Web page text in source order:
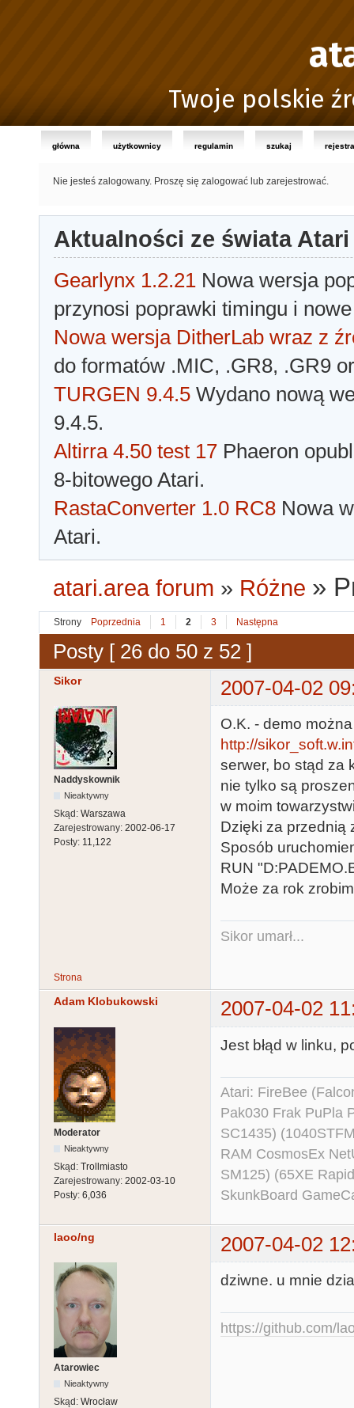
Twoje polskie
główna użytkownicy regulamin szukaj
Nie jesteś zalogowany. Proszę się zalogować lub zarejestrować.
Aktualności ze świata Atari
Gearlynx 1.2.21 Nowa wersja
przynosi poprawki timingu i
Nowa wersja DitherLab wraz z
do formatów .MIC, .GR8, .GR9
TURGEN 9.4.5 Wydano nową
9.4.5.
Altirra 4.50 test 17 Phaeron
8-bitowego Atari.
RastaConverter 1.0 RC8 Nowa
Atari.
atari.area forum » Różne »
Strony Poprzednia 1 2 3 Następna
Posty [ 26 do 50 z 52 ]
Sikor 2007-04-02
Naddyskownik
Nieaktywny
Skąd: Warszawa
Zarejestrowany: 2002-06-17
Posty: 11,122
O.K. - demo
http://
serwer, bo stąd za
nie tylko są
w moim
Dzięki za przednią
Sposób
RUN
Może za rok
Sikor umarł...
Strona
Adam Klobukowski 2007-04-02
Moderator
Nieaktywny
Skąd: Trollmiasto
Zarejestrowany: 2002-03-10
Posty: 6,036
Jest błąd w linku,
Atari: FireBee
Pak030 Frak PuPla
SC1435)
RAM CosmosEx
SM125) (65XE
SkunkBoard
laoo/ng 2007-04-02
Atarowiec
Nieaktywny
Skąd: Wrocław
dziwne. u mnie
https://github.com/